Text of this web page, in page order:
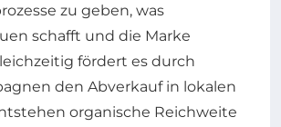
zu geben, was
schafft und die Marke
fördert es durch
den Abverkauf in lokalen
organische Reichweite